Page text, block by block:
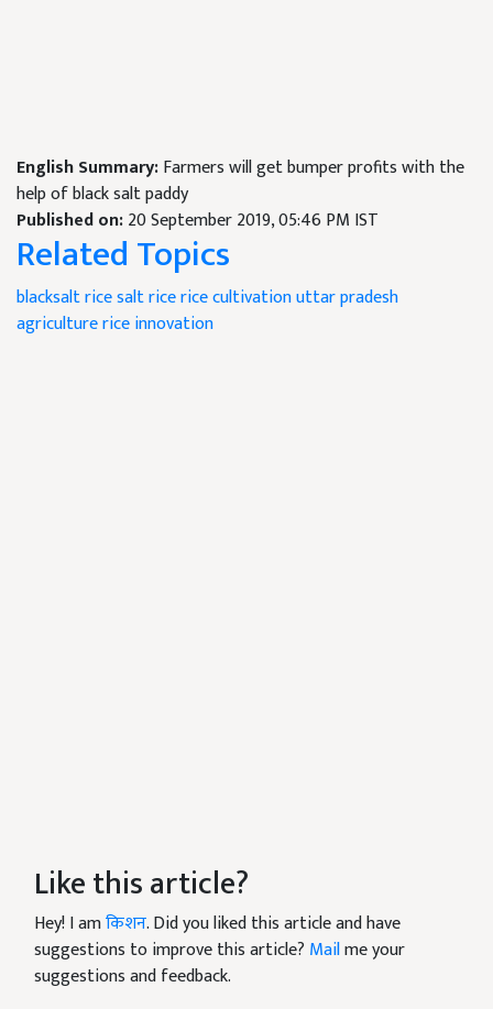
English Summary:Farmers will get bumper profits with the
help of black salt paddy
Published on:20 September 2019, 05:46 PM IST
Related Topics
blacksalt ricesalt rice ricecultivationuttar pradesh
agriculturerice innovation
Like this article?
Hey! I amकिशन. Did you liked this article and have
suggestions to improve this article? Mailme your
suggestions and feedback.